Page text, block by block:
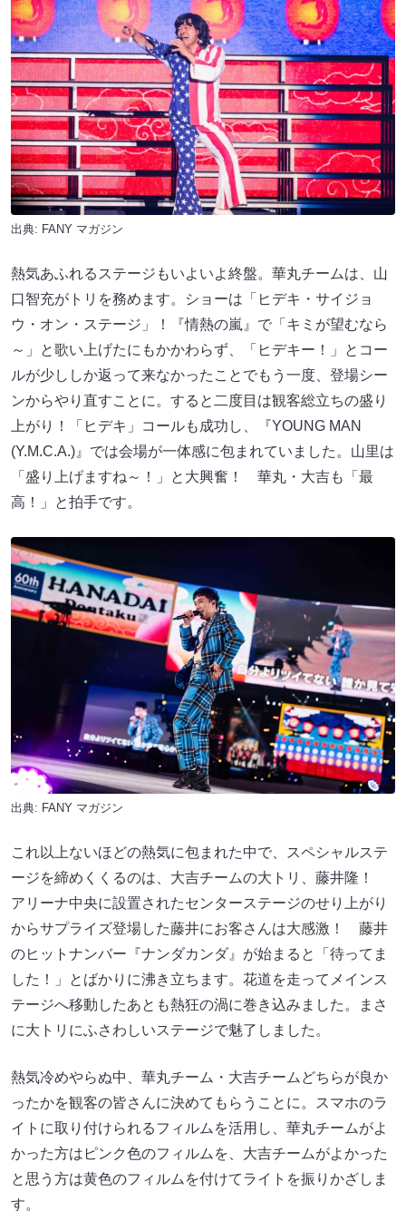
出典: FANY マガジン
熱気あふれるステージもいよいよ終盤。華丸チームは、山
口智充がトリを務めます。ショーは「ヒデキ・サイジョ
ウ・オン・ステージ」！『情熱の嵐』で「キミが望むなら
～」と歌い上げたにもかかわらず、「ヒデキー！」とコー
ルが少ししか返って来なかったことでもう一度、登場シー
ンからやり直すことに。すると二度目は観客総立ちの盛り
上がり！「ヒデキ」コールも成功し、『YOUNG MAN
(Y.M.C.A.)』では会場が一体感に包まれていました。山里は
「盛り上げますね～！」と大興奮！ 華丸・大吉も「最
高！」と拍手です。
出典: FANY マガジン
これ以上ないほどの熱気に包まれた中で、スペシャルステ
ージを締めくくるのは、大吉チームの大トリ、藤井隆！
アリーナ中央に設置されたセンターステージのせり上がり
からサプライズ登場した藤井にお客さんは大感激！ 藤井
のヒットナンバー『ナンダカンダ』が始まると「待ってま
した！」とばかりに沸き立ちます。花道を走ってメインス
テージへ移動したあとも熱狂の渦に巻き込みました。まさ
に大トリにふさわしいステージで魅了しました。
熱気冷めやらぬ中、華丸チーム・大吉チームどちらが良か
ったかを観客の皆さんに決めてもらうことに。スマホのラ
イトに取り付けられるフィルムを活用し、華丸チームがよ
かった方はピンク色のフィルムを、大吉チームがよかった
と思う方は黄色のフィルムを付けてライトを振りかざしま
す。